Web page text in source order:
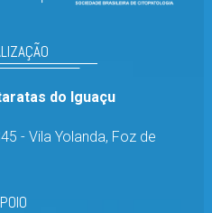
do Iguaçu
- Vila Yolanda, Foz de